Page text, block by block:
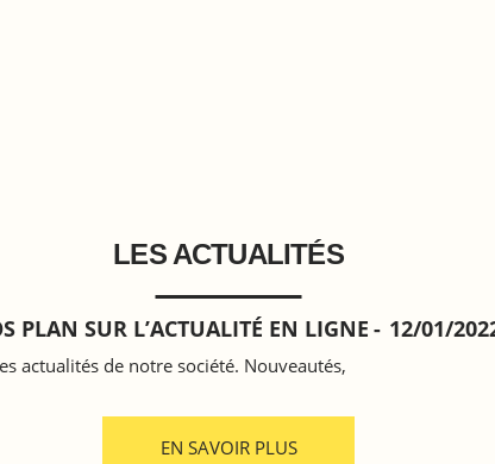
LES ACTUALITÉS
PLAN SUR L’ACTUALITÉ EN LIGNE 12/01/
actualités de notre société. Nouveautés,
EN SAVOIR PLUS